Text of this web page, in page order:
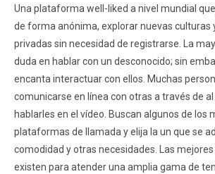
Una plataforma well-liked a nivel mundial
de forma anónima, explorar nuevas culturas
privadas sin necesidad de registrarse. La
duda en hablar con un desconocido; sin
encanta interactuar con ellos. Muchas
comunicarse en línea con otras a través de
hablarles en el vídeo. Buscan algunos de los
plataformas de llamada y elija la un que se
comodidad y otras necesidades. Las
existen para atender una amplia gama de